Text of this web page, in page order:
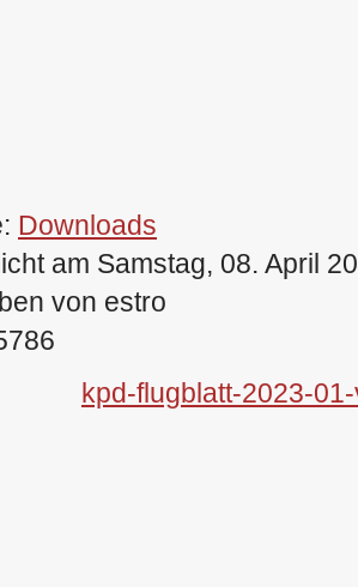
Downloads
am Samstag, 08. April
von estro